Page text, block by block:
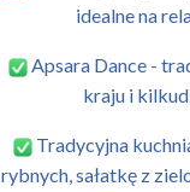
idealne na
Apsara Dance -
kraju i
Tradycyjna
rybnych, sałatkę z